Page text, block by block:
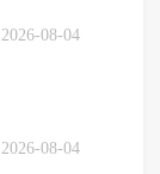
2026-08-04
2026-08-04